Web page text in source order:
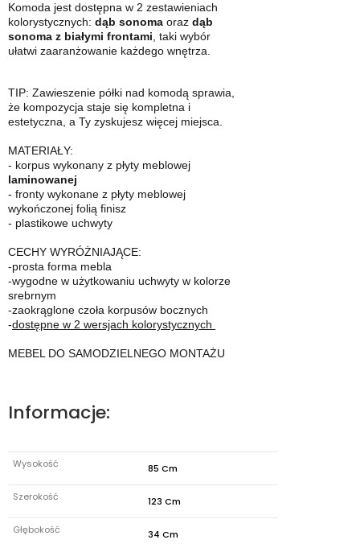
Komoda jest dostępna w 2 zestawieniach
kolorystycznych: dąb sonoma oraz dąb
sonoma z białymi frontami , taki wybór
ułatwi zaaranżowanie każdego wnętrza.
TIP: Zawieszenie półki nad komodą sprawia,
że kompozycja staje się kompletna i
estetyczna, a Ty zyskujesz więcej miejsca.
MATERIAŁY:
- korpus wykonany z płyty meblowej
laminowanej
- fronty wykonane z płyty meblowej
wykończonej folią finisz
- plastikowe uchwyty
CECHY WYRÓŻNIAJĄCE:
-prosta forma mebla
-wygodne w użytkowaniu uchwyty w kolorze
srebrnym
-zaokrąglone czoła korpusów bocznych
-dostępne w 2 wersjach kolorystycznych
MEBEL DO SAMODZIELNEGO MONTAŻU
Informacje:
Wysokość 85 Cm
Szerokość 123 Cm
Głębokość 34 Cm